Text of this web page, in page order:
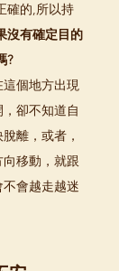
確的,所以持
沒有確定目的
?
個地方出現
卻不知道自
離，或者，
移動，就跟
會越走越迷